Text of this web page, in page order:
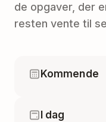
de opgaver, der
resten vente til
Kommende
I dag